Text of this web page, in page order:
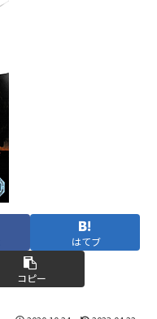
はてブ
コピー